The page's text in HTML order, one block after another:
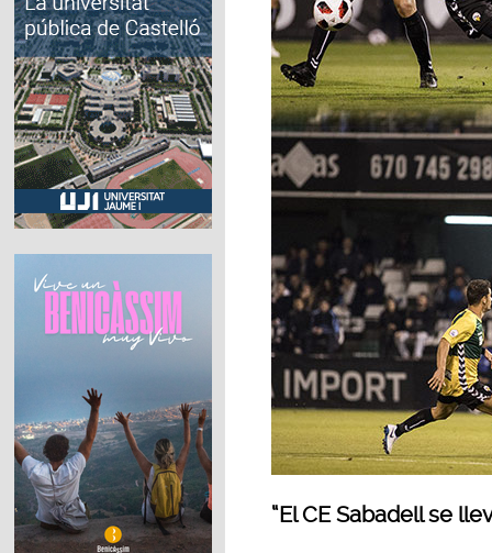
“El CE Sabadell se